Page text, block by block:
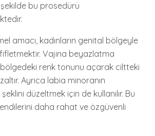
bu prosedürü
amacı, kadınların genital bölgeyle
Vajina beyazlatma
renk tonunu açarak ciltteki
Ayrıca labia minoranın
düzeltmek için de kullanılır. Bu
daha rahat ve özgüvenli